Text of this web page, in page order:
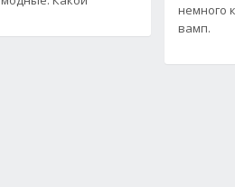
немного
вамп.